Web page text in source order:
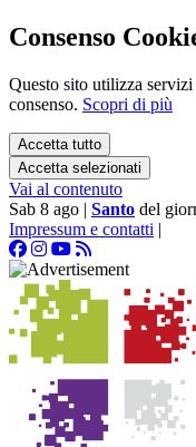
Consenso
Questo sito utilizza
consenso. Scopri di più
Accetta tutto
Accetta selezionati
Vai al contenuto
Sab 8 ago | Santo del
Impressum e contatti |